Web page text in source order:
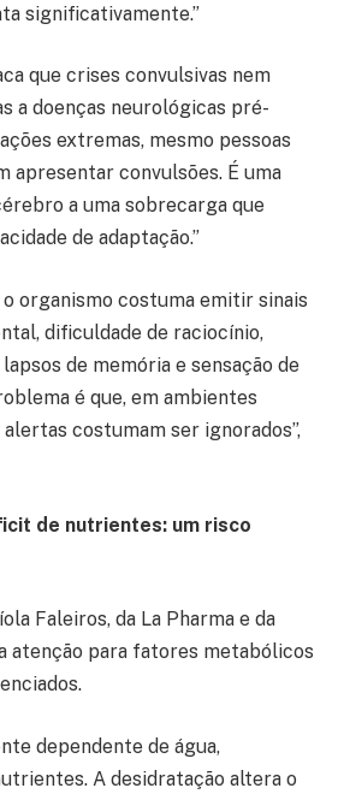
significativamente.”
que crises convulsivas nem
a doenças neurológicas pré-
extremas, mesmo pessoas
apresentar convulsões. É uma
a uma sobrecarga que
de adaptação.”
organismo costuma emitir sinais
dificuldade de raciocínio,
de memória e sensação de
é que, em ambientes
costumam ser ignorados”,
de nutrientes: um risco
Faleiros, da La Pharma e da
atenção para fatores metabólicos
dependente de água,
A desidratação altera o